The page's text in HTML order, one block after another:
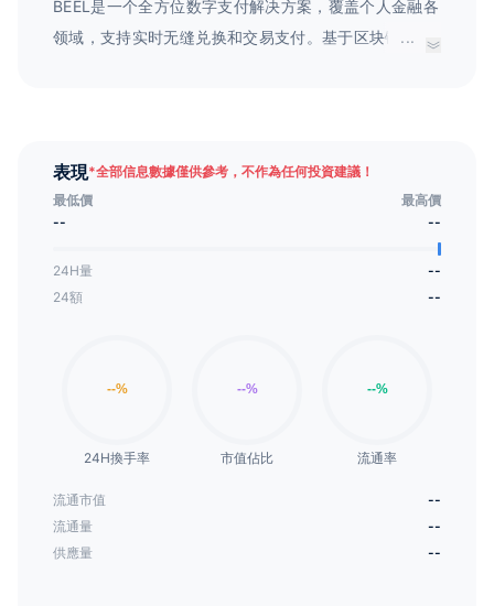
BEEL是一个全方位数字支付解决方案，覆盖个人金融各
领域，支持实时无缝兑换和交易支付。基于区块链和智
支付，在行业中实现零门槛对接，让使用BEEL的会员得
到实实在在的优惠和消费增值属性。BEEL是实体转型的
绝佳生态闭环平台。
...
表現*全部信息數據僅供參考，不作為任何投資建議！
最低價
最高價
--
--
24H量
--
24額
--
24H換手率 市值佔比 流通率
流通市值
--
流通量
--
供應量
--